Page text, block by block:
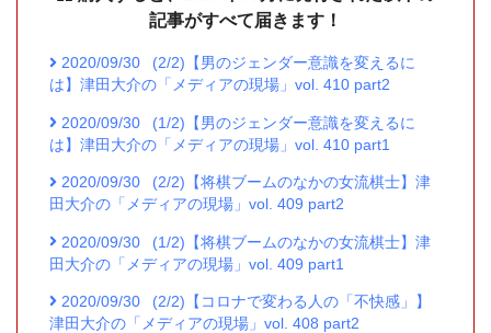
記事がすべて届きます！
2020/09/30
(2/2)【男のジェンダー意識を変えるに
は】津田大介の「メディアの現場」vol. 410 part2
2020/09/30
(1/2)【男のジェンダー意識を変えるに
は】津田大介の「メディアの現場」vol. 410 part1
2020/09/30
(2/2)【将棋ブームのなかの女流棋士】津
田大介の「メディアの現場」vol. 409 part2
2020/09/30
(1/2)【将棋ブームのなかの女流棋士】津
田大介の「メディアの現場」vol. 409 part1
2020/09/30
(2/2)【コロナで変わる人の「不快感」】
津田大介の「メディアの現場」vol. 408 part2